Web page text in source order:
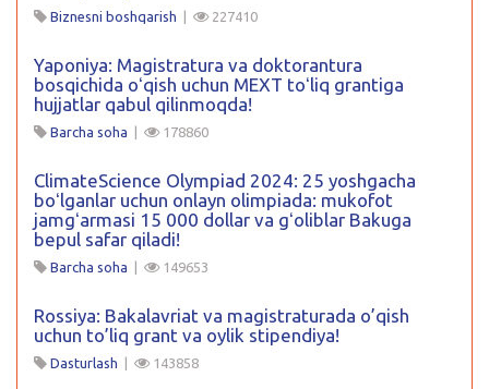
Biznesni boshqarish | 227410
Yaponiya: Magistratura va doktorantura
bosqichida oʻqish uchun MEXT toʻliq grantiga
hujjatlar qabul qilinmoqda!
Barcha soha | 178860
ClimateScience Olympiad 2024: 25 yoshgacha
boʻlganlar uchun onlayn olimpiada: mukofot
jamgʻarmasi 15 000 dollar va gʻoliblar Bakuga
bepul safar qiladi!
Barcha soha | 149653
Rossiya: Bakalavriat va magistraturada o’qish
uchun to’liq grant va oylik stipendiya!
Dasturlash | 143858